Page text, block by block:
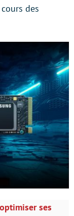
des
ses